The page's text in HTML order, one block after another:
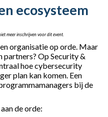
ecosysteem
meer inschrijven voor dit event.
organisatie op orde. Maar
partners? Op Security &
hoe cybersecurity
plan kan komen. Een
bij de
de orde: